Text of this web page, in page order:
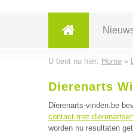
U bent nu hier: Home»
Dierenarts
Dierenarts-vinden.be
contact met
worden nu resultaten